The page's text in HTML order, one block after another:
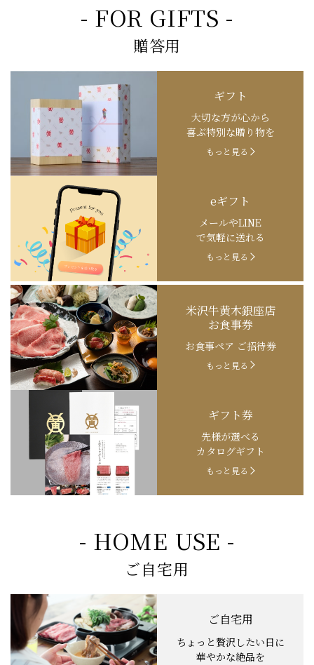
- FOR GIFTS -
贈答用
ギフト
大切な方が心から
喜ぶ特別な贈り物を
もっと見る
eギフト
メールやLINE
で気軽に送れる
もっと見る
米沢牛黄木銀座店
お食事券
お食事ペア ご招待券
もっと見る
ギフト券
先様が選べる
カタログギフト
もっと見る
- HOME USE -
ご自宅用
ご自宅用
ちょっと贅沢したい日に
華やかな絶品を